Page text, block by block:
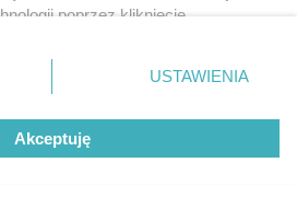
poprzez kliknięcie
przycisk ustawień prywatności
dolnym rogu strony
nie wymagają zgody
prawo sprzeciwić się takiemu
będą miały zastosowanie tylko
USTAWIENIA
Akceptuję